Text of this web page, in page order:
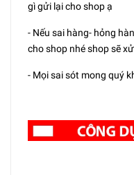
gì gửi lại cho shop ạ
- Nếu sai hàng- hỏng
cho shop nhé shop sẽ
- Mọi sai sót mong quý